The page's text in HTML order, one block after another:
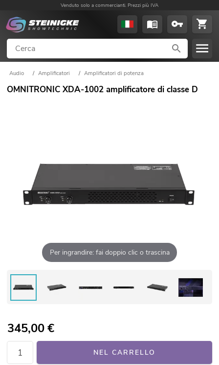
Venduto solo a commercianti. Prezzi più IVA
Audio / Amplificatori / Amplificatori di potenza
OMNITRONIC XDA-1002 amplificatore di classe D
Per ingrandire: fai doppio clic o trascina
345,00€
NEL CARRELLO